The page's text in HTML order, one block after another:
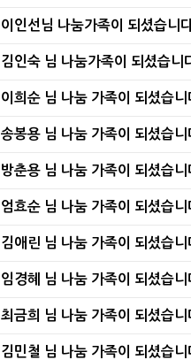
이인선님 나눔가족이 되셨습니
김인숙 님 나눔가족이 되셨습니
이희순 님 나눔 가족이 되셨습니
송봉용 님 나눔 가족이 되셨습니
방춘용 님 나눔 가족이 되셨습니
엄효순 님 나눔 가족이 되셨습니
김애린 님 나눔 가족이 되셨습니
임경혜 님 나눔 가족이 되셨습니
최금희 님 나눔 가족이 되셨습니
김민철 님 나눔 가족이 되셨습니